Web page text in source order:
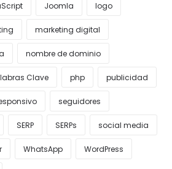
Joomla logo
marketing digital
nombre de dominio
Clave php publicidad
seguidores
SERP SERPs social media
WhatsApp WordPress